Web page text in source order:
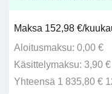
Maksa 152,98 €/
Aloitusmaksu: 0,00 €
Käsittelymaksu: 3,90 €
Yhteensä 1 835,80 €